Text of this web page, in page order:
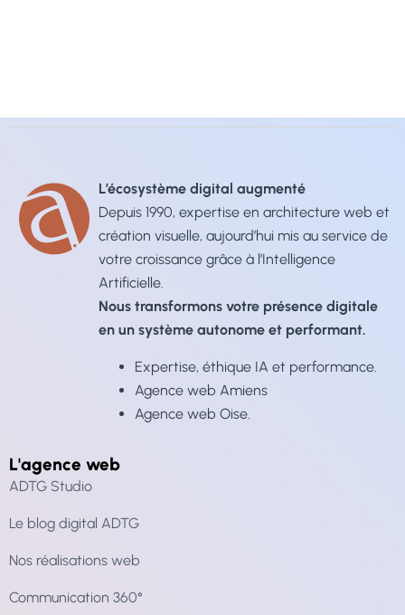
L’écosystème digital augmenté
Depuis 1990, expertise en architecture web et
création visuelle, aujourd’hui mis au service de
votre croissance grâce à l’Intelligence
Artificielle.
Nous transformons votre présence digitale
en un système autonome et performant.
Expertise, éthique IA et performance.
Agence web Amiens
Agence web Oise
L'agence web
ADTG Studio
Le blog digital ADTG
Nos réalisations web
Communication 360°